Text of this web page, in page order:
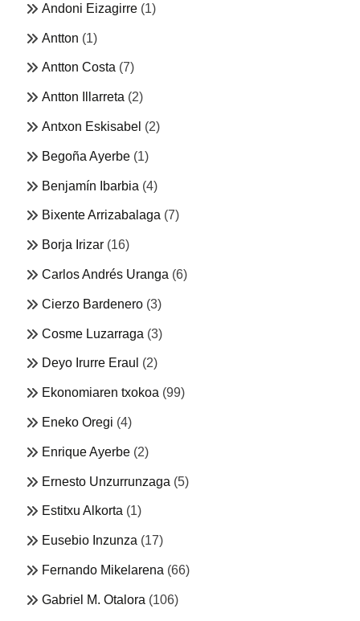
Andoni Eizagirre (1)
Antton (1)
Antton Costa (7)
Antton Illarreta (2)
Antxon Eskisabel (2)
Begoña Ayerbe (1)
Benjamín Ibarbia (4)
Bixente Arrizabalaga (7)
Borja Irizar (16)
Carlos Andrés Uranga (6)
Cierzo Bardenero (3)
Cosme Luzarraga (3)
Deyo Irurre Eraul (2)
Ekonomiaren txokoa (99)
Eneko Oregi (4)
Enrique Ayerbe (2)
Ernesto Unzurrunzaga (5)
Estitxu Alkorta (1)
Eusebio Inzunza (17)
Fernando Mikelarena (66)
Gabriel M. Otalora (106)